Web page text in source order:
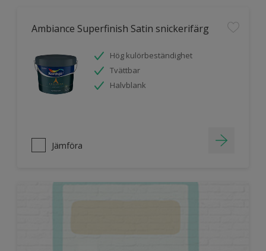
Ambiance Superfinish Satin snickerifärg
Hög kulörbeständighet
Tvättbar
Halvblank
Jämföra